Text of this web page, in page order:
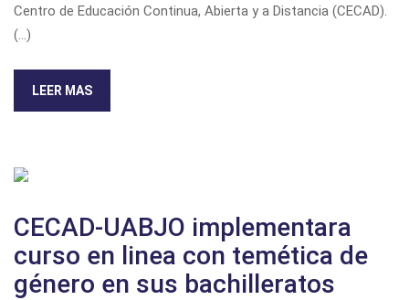
Centro de Educación Continua, Abierta y a Distancia (CECAD).
(...)
LEER MAS
CECAD-UABJO implementara
curso en linea con temética de
género en sus bachilleratos